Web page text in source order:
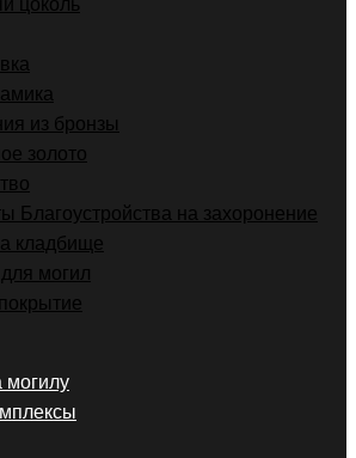
из бронзы
золото
Благоустройства на захоронение
кладбище
могил
могилу